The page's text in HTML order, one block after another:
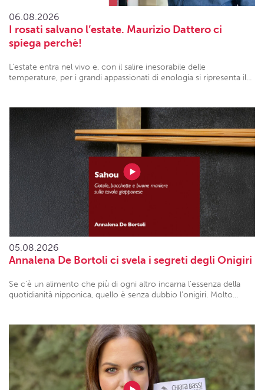
06.08.2026
I rosati salvano l’estate. Maurizio Dattero ci
spiega perchè!
L'estate entra nel vivo e, con il salire inesorabile delle
temperature, per i grandi appassionati di enologia si ripresenta il...
05.08.2026
Annalena De Bortoli ci svela i segreti degli Onigiri
Se c'è un alimento che più di ogni altro incarna l'essenza della
quotidianità nipponica, quello è senza dubbio l'onigiri. Molto...